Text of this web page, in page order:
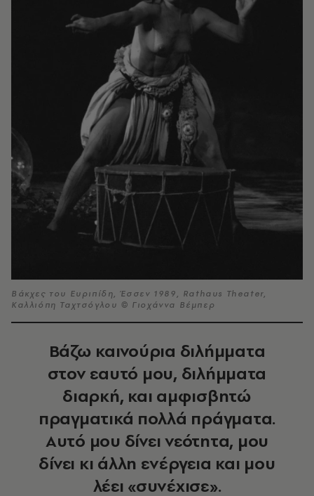
Βάκχες του Ευριπίδη, Έσσεν 1989, Rathaus Theater,
Καλλιόπη Ταχτσόγλου © Γιοχάννα Βέμπερ
Βάζω καινούρια διλήμματα
στον εαυτό μου, διλήμματα
διαρκή, και αμφισβητώ
πραγματικά πολλά πράγματα.
Αυτό μου δίνει νεότητα, μου
δίνει κι άλλη ενέργεια και μου
λέει «συνέχισε».